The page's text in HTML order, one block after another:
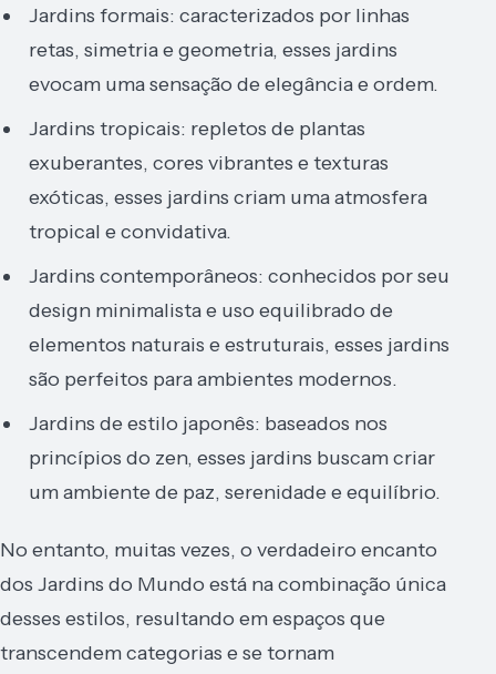
Jardins formais: caracterizados por linhas
retas, simetria e geometria, esses jardins
evocam uma sensação de elegância e ordem.
Jardins tropicais: repletos de plantas
exuberantes, cores vibrantes e texturas
exóticas, esses jardins criam uma atmosfera
tropical e convidativa.
Jardins contemporâneos: conhecidos por seu
design minimalista e uso equilibrado de
elementos naturais e estruturais, esses jardins
são perfeitos para ambientes modernos.
Jardins de estilo japonês: baseados nos
princípios do zen, esses jardins buscam criar
um ambiente de paz, serenidade e equilíbrio.
No entanto, muitas vezes, o verdadeiro encanto
dos Jardins do Mundo está na combinação única
desses estilos, resultando em espaços que
transcendem categorias e se tornam